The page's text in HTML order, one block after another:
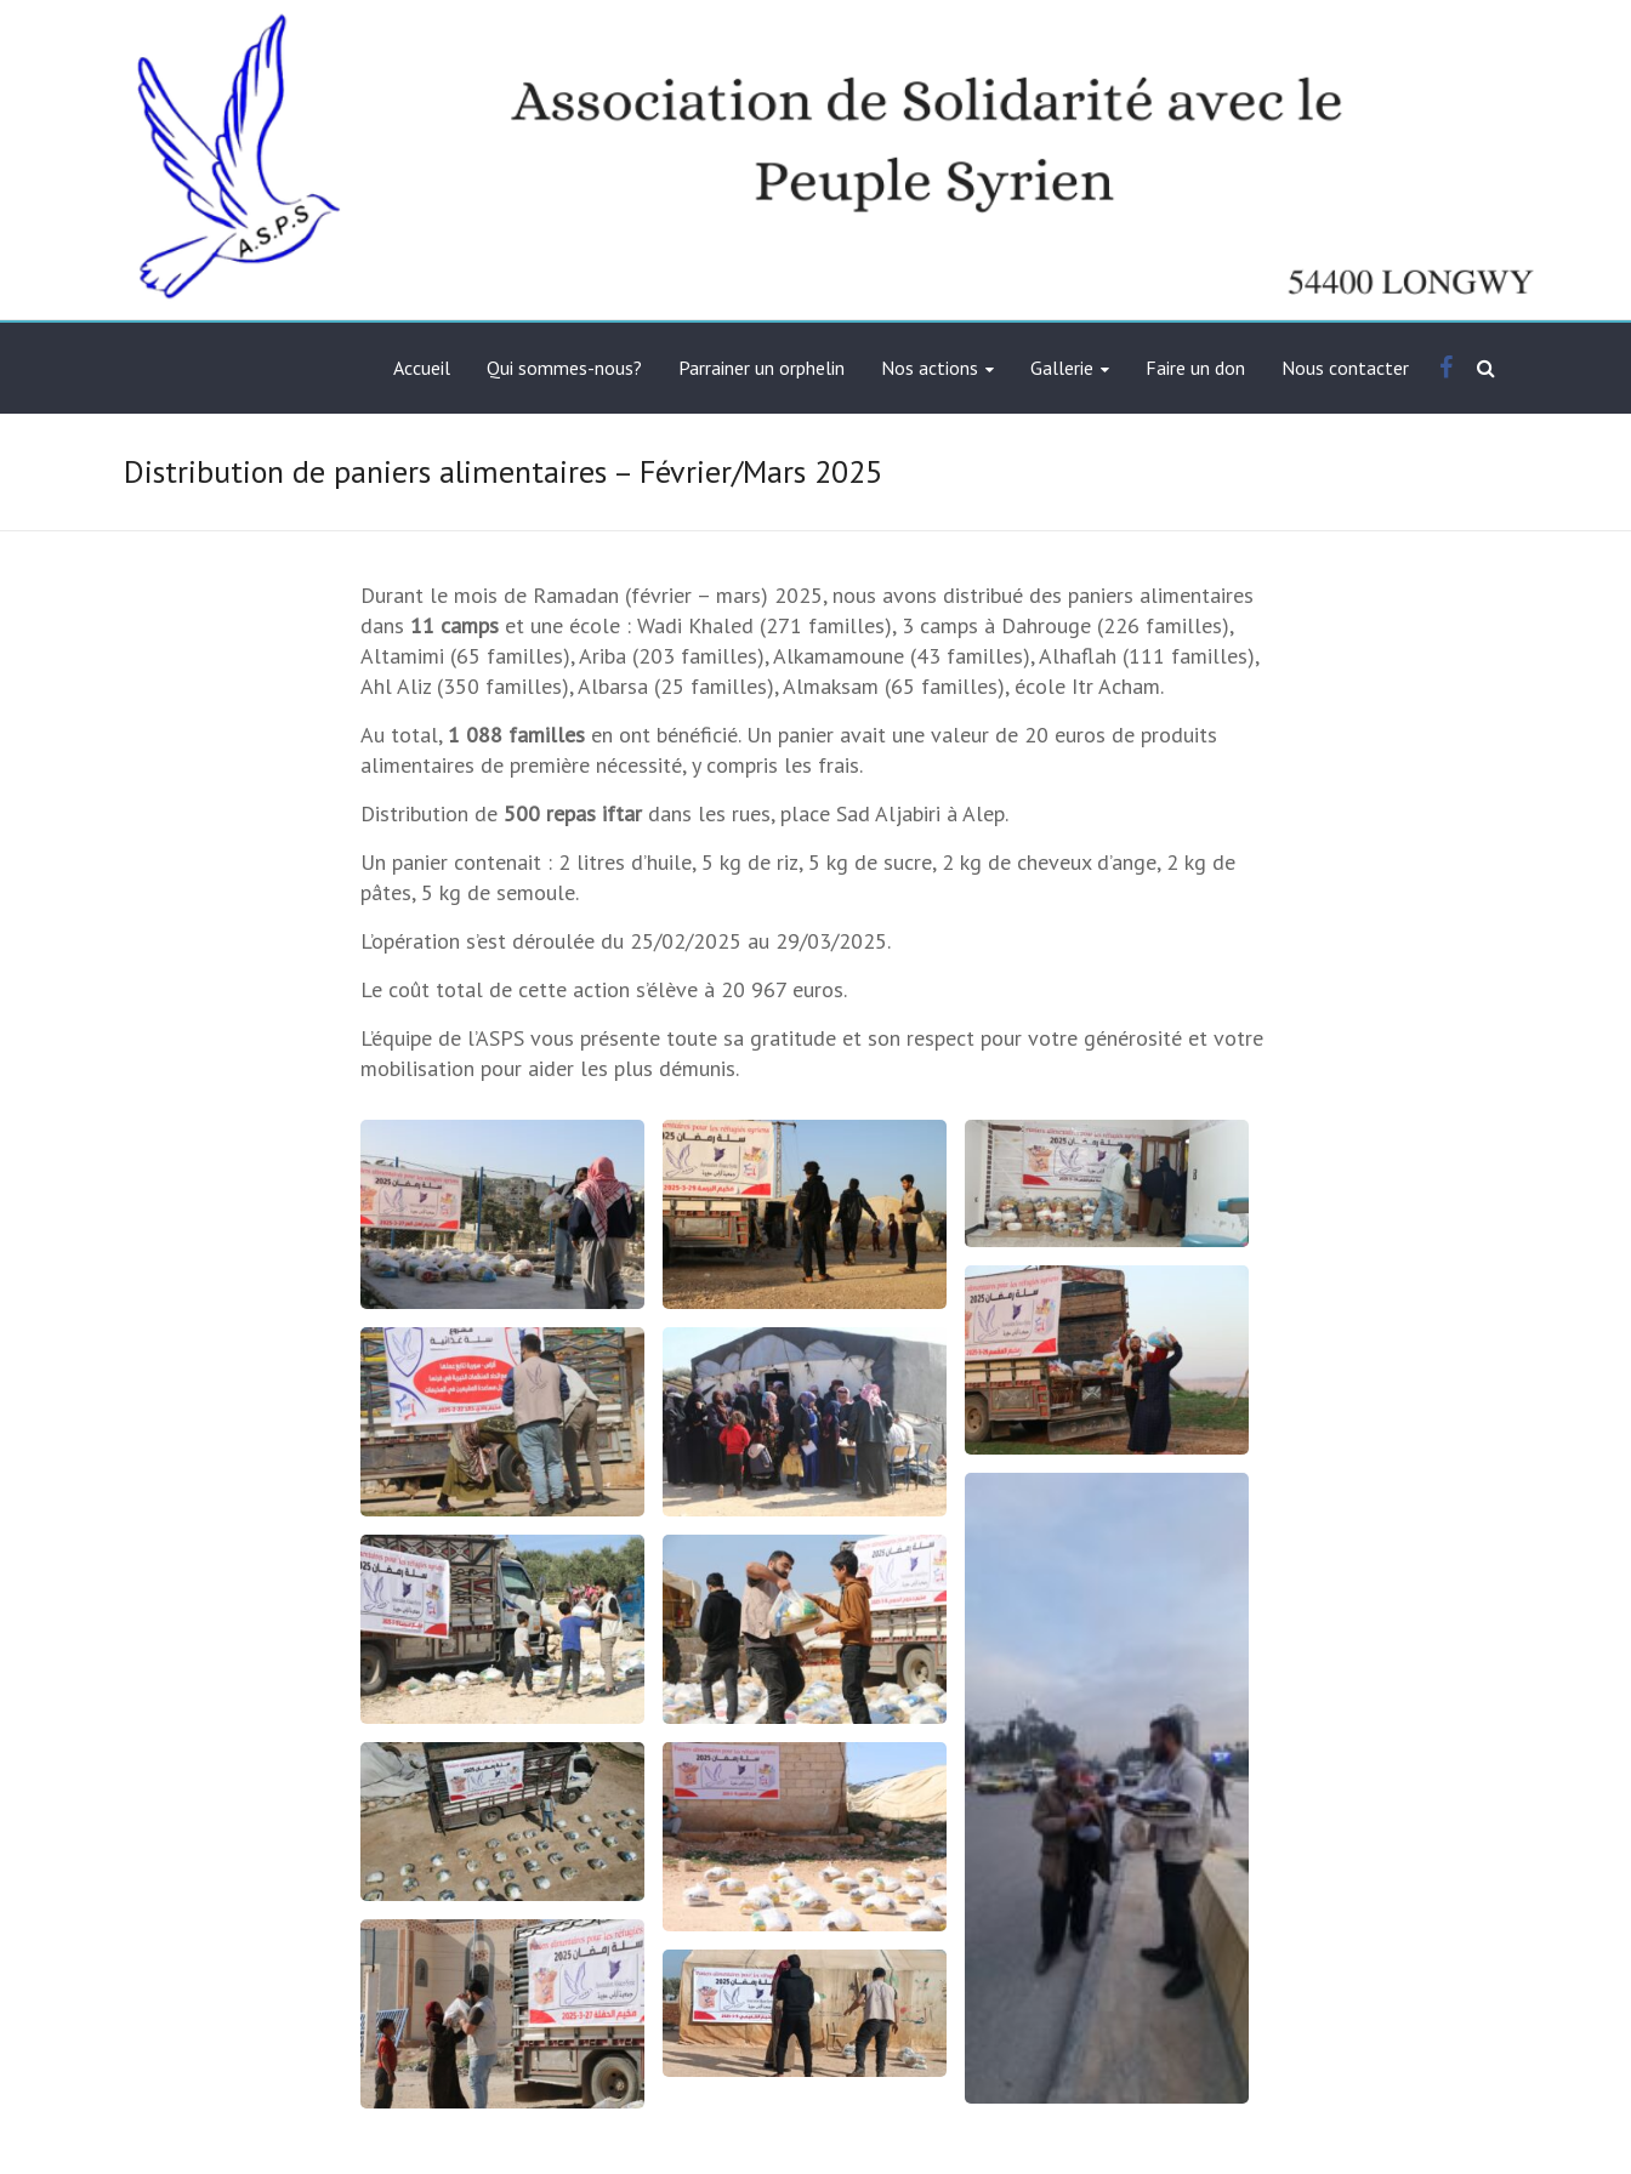
Association de solidarité avec le peuple syrien
Accueil
Qui sommes-nous? Parrainer un orphelin Nos actions Gallerie Faire un don Nous contacter
Distribution de paniers alimentaires – Février/Mars 2025
Durant le mois de Ramadan (février – mars) 2025, nous avons distribué des paniers alimentaires
dans 11 camps et une école : Wadi Khaled (271 familles), 3 camps à Dahrouge (226 familles),
Altamimi (65 familles), Ariba (203 familles), Alkamamoune (43 familles), Alhaflah (111 familles),
Ahl Aliz (350 familles), Albarsa (25 familles), Almaksam (65 familles), école Itr Acham.
Au total, 1 088 familles en ont bénéficié. Un panier avait une valeur de 20 euros de produits
alimentaires de première nécessité, y compris les frais.
Distribution de 500 repas iftardans les rues, place Sad Aljabiri à Alep.
Un panier contenait : 2 litres d’huile, 5 kg de riz, 5 kg de sucre, 2 kg de cheveux d’ange, 2 kg de
pâtes, 5 kg de semoule.
L’opération s’est déroulée du 25/02/2025 au 29/03/2025.
Le coût total de cette action s’élève à 20 967 euros.
L’équipe de l’ASPS vous présente toute sa gratitude et son respect pour votre générosité et votre
mobilisation pour aider les plus démunis.